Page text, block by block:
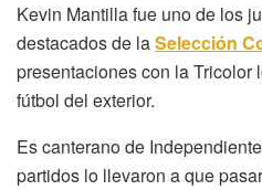
Kevin Mantilla fue uno de los
destacados de laSelección
presentaciones con la Tricolor
fútbol del exterior.
Es canterano de
partidos lo llevaron a que